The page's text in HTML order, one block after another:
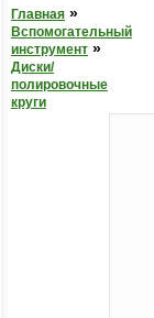
Главная »
Вспомогательный
инструмент »
Диски/
полировочные
круги